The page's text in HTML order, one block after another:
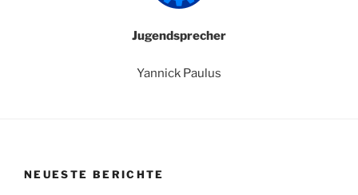
Jugendsprecher
Yannick Paulus
NEUESTE BERICHTE